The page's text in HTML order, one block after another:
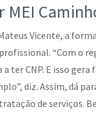
MEI
Mateus Vicente, a
“Com o
ter CNP. E isso
diz. Assim, dá
de serviços.